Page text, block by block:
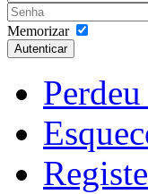
Memorizar
Autenticar